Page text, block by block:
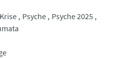
Krise Psyche Psyche 2025